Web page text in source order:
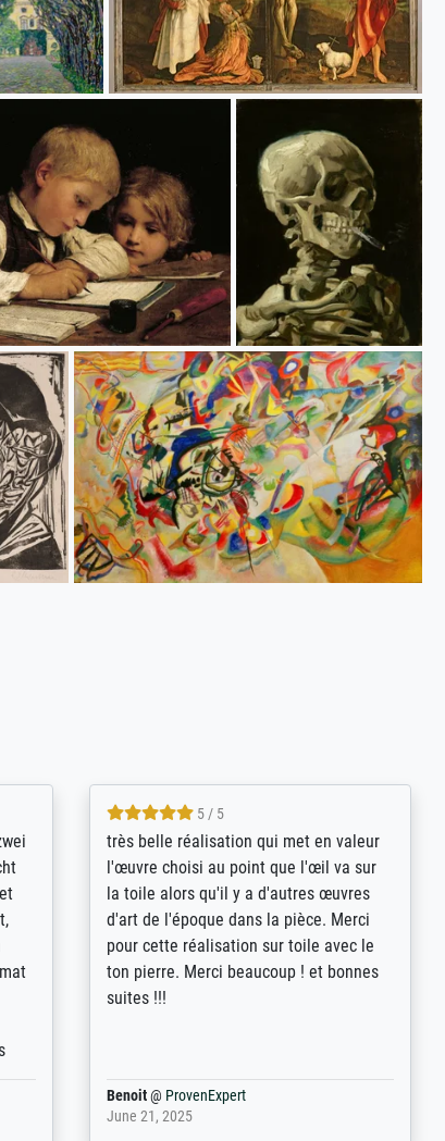
5 / 5
eine große Auswahl an Bildern und
deren Reproduktionsmöglichkeiten;
wurde sehr gut durch die einzelnen
Bestellkriterien geführt, verständliche
Erklärungen, z.B. mit Bilddarstellungen,
werde auf jeden Fall meine guten
Erfahrungen weitergeben.
Anonym@ProvenExpert
May 13, 2026